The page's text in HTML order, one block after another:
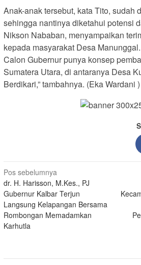
Anak-anak tersebut, kata Tito, sudah
sehingga nantinya diketahui potensi
Nikson Nababan, menyampaikan
kepada masyarakat Desa
Calon Gubernur punya konsep
Sumatera Utara, di antaranya Desa
Berdikari,” tambahnya. (Eka Wardani )
Navigasi
pos
Pos sebelumnya
dr. H. Harisson, M.Kes., PJ
Gubernur Kalbar Terjun
Langsung Kelapangan Bersama
Rombongan Memadamkan
Karhutla